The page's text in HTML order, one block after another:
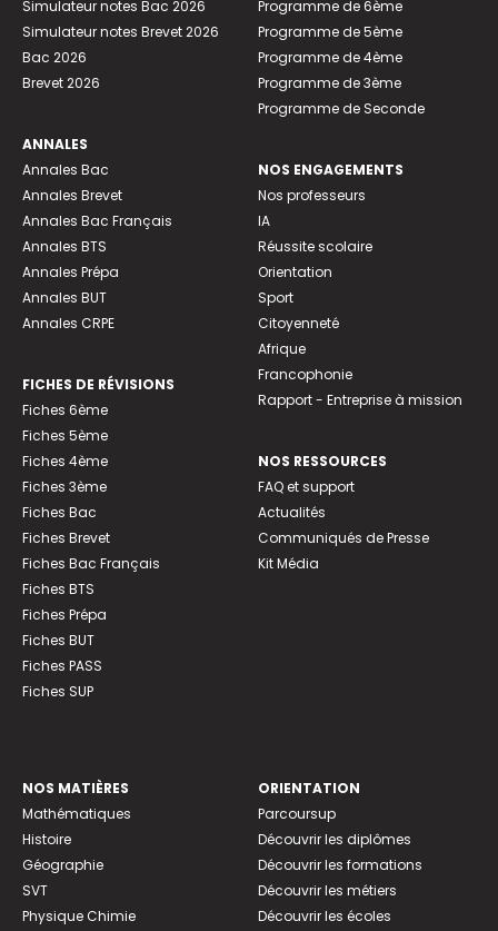
Simulateur notes Bac 2026
Simulateur notes Brevet 2026
Bac 2026
Brevet 2026
ANNALES
Annales Bac
Annales Brevet
Annales Bac Français
Annales BTS
Annales Prépa
Annales BUT
Annales CRPE
FICHES DE RÉVISIONS
Fiches 6ème
Fiches 5ème
Fiches 4ème
Fiches 3ème
Fiches Bac
Fiches Brevet
Fiches Bac Français
Fiches BTS
Fiches Prépa
Fiches BUT
Fiches PASS
Fiches SUP
Programme de 6ème
Programme de 5ème
Programme de 4ème
Programme de 3ème
Programme de Seconde
NOS ENGAGEMENTS
Nos professeurs
IA
Réussite scolaire
Orientation
Sport
Citoyenneté
Afrique
Francophonie
Rapport - Entreprise à mission
NOS RESSOURCES
FAQ et support
Actualités
Communiqués de Presse
Kit Média
NOS MATIÈRES
Mathématiques
Histoire
Géographie
SVT
Physique Chimie
ORIENTATION
Parcoursup
Découvrir les diplômes
Découvrir les formations
Découvrir les métiers
Découvrir les écoles